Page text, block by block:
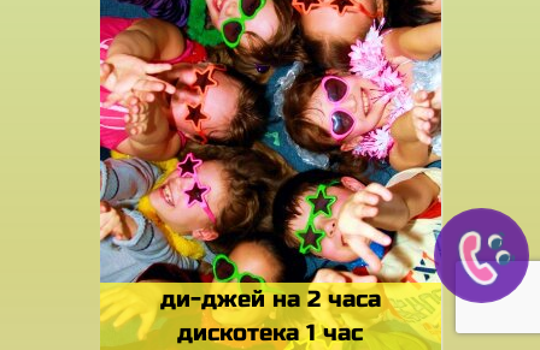
ди-джей на 2 часа
дискотека 1 час